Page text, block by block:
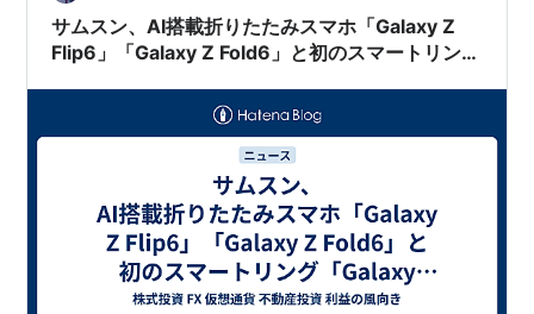
サムスン、AI搭載折りたたみスマホ「Galaxy Z
Flip6」「Galaxy Z Fold6」と初のスマートリング